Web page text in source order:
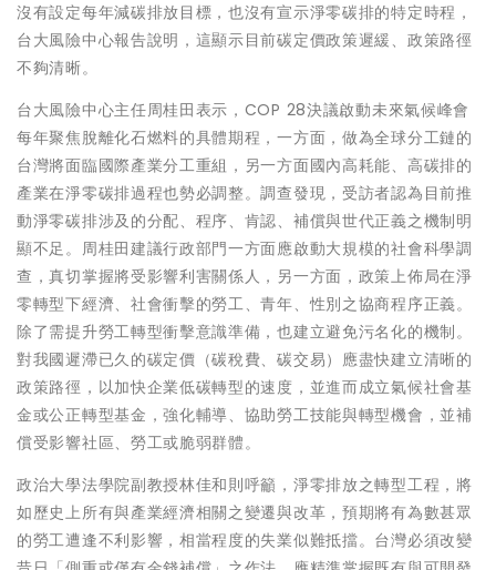
沒有設定每年減碳排放目標，也沒有宣示淨零碳排的特定時程，
台大風險中心報告說明，這顯示目前碳定價政策遲緩、政策路徑
不夠清晰。
台大風險中心主任周桂田表示，COP 28決議啟動未來氣候峰會
每年聚焦脫離化石燃料的具體期程，一方面，做為全球分工鏈的
台灣將面臨國際產業分工重組，另一方面國內高耗能、高碳排的
產業在淨零碳排過程也勢必調整。調查發現，受訪者認為目前推
動淨零碳排涉及的分配、程序、肯認、補償與世代正義之機制明
顯不足。周桂田建議行政部門一方面應啟動大規模的社會科學調
查，真切掌握將受影響利害關係人，另一方面，政策上佈局在淨
零轉型下經濟、社會衝擊的勞工、青年、性別之協商程序正義。
除了需提升勞工轉型衝擊意識準備，也建立避免污名化的機制。
對我國遲滯已久的碳定價（碳稅費、碳交易）應盡快建立清晰的
政策路徑，以加快企業低碳轉型的速度，並進而成立氣候社會基
金或公正轉型基金，強化輔導、協助勞工技能與轉型機會，並補
償受影響社區、勞工或脆弱群體。
政治大學法學院副教授林佳和則呼籲，淨零排放之轉型工程，將
如歷史上所有與產業經濟相關之變遷與改革，預期將有為數甚眾
的勞工遭逢不利影響，相當程度的失業似難抵擋。台灣必須改變